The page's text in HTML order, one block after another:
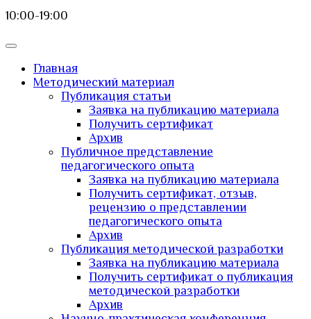
10:00-19:00
Главная
Методический материал
Публикация статьи
Заявка на публикацию материала
Получить сертификат
Архив
Публичное представление
педагогического опыта
Заявка на публикацию материала
Получить сертификат, отзыв,
рецензию о представлении
педагогического опыта
Архив
Публикация методической разработки
Заявка на публикацию материала
Получить сертификат о публикация
методической разработки
Архив